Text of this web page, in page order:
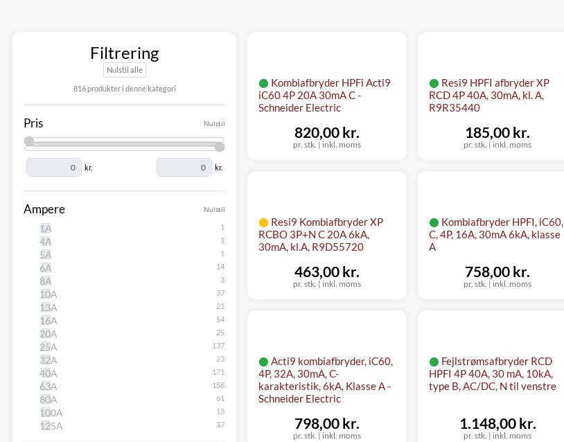
Filtrering
Nulstil alle
816 produkter i denne kategori
Nulstil
Pris
kr. kr.
Nulstil
Ampere
1A
4A
5A
6A
8A
10A
13A
16A
20A
25A
32A
40A
63A
80A
100A
125A
Kombiafbryder HPFi Acti9
iC60 4P 20A 30mA C -
Schneider Electric
pr. stk. | inkl. moms
820,00 kr.
Resi9 HPFI afbryder XP
RCD 4P 40A, 30mA, kl. A,
R9R35440
pr. stk. | inkl. moms
185,00 kr.
Resi9 Kombiafbryder XP
RCBO 3P+N C 20A 6kA,
30mA, kl.A, R9D55720
pr. stk. | inkl. moms
463,00 kr.
Kombiafbryder HPFI, iC60,
C, 4P, 16A, 30mA 6kA, klasse
A
pr. stk. | inkl. moms
758,00 kr.
Acti9 kombiafbryder, iC60,
4P, 32A, 30mA, C-
karakteristik, 6kA, Klasse A -
Schneider Electric
pr. stk. | inkl. moms
798,00 kr.
Fejlstrømsafbryder RCD
HPFI 4P 40A, 30 mA, 10kA,
type B, AC/DC, N til venstre
pr. stk. | inkl. moms
1.148,00 kr.